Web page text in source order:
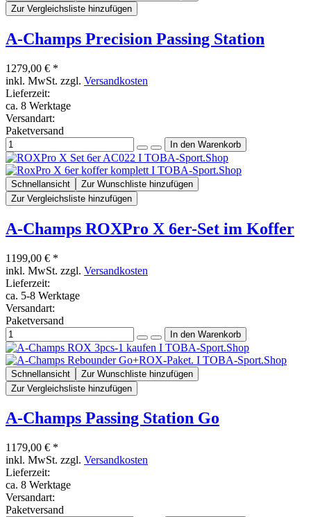
Zur Vergleichsliste hinzufügen
A-Champs Precision Passing Station
1279,00 € *
inkl. MwSt. zzgl. Versandkosten
Lieferzeit:
ca. 8 Werktage
Versandart:
Paketversand
Schnellansicht
Zur Wunschliste hinzufügen
Zur Vergleichsliste hinzufügen
A-Champs ROXPro X 6er-Set im Koffer
1199,00 € *
inkl. MwSt. zzgl. Versandkosten
Lieferzeit:
ca. 5-8 Werktage
Versandart:
Paketversand
Schnellansicht
Zur Wunschliste hinzufügen
Zur Vergleichsliste hinzufügen
A-Champs Passing Station Go
1179,00 € *
inkl. MwSt. zzgl. Versandkosten
Lieferzeit:
ca. 8 Werktage
Versandart:
Paketversand